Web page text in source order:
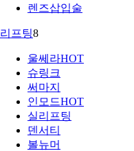
렌즈삽입술
리프팅8
울쎄라HOT
슈링크
써마지
인모드HOT
실리프팅
덴서티
볼뉴머